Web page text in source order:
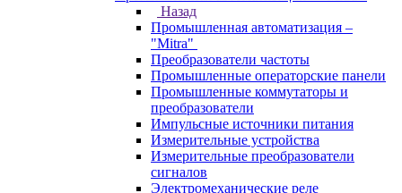
Назад
Промышленная автоматизация –
"Mitra"
Преобразователи частоты
Промышленные операторские панели
Промышленные коммутаторы и
преобразователи
Импульсные источники питания
Измерительные устройства
Измерительные преобразователи
сигналов
Электромеханические реле